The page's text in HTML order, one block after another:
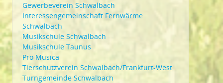
Gewerbeverein Schwalbach
Interessengemeinschaft Fernwärme
Schwalbach
Musikschule Schwalbach
Musikschule Taunus
Pro Musica
Tierschutzverein Schwalbach/Frankfurt-West
Turngemeinde Schwalbach